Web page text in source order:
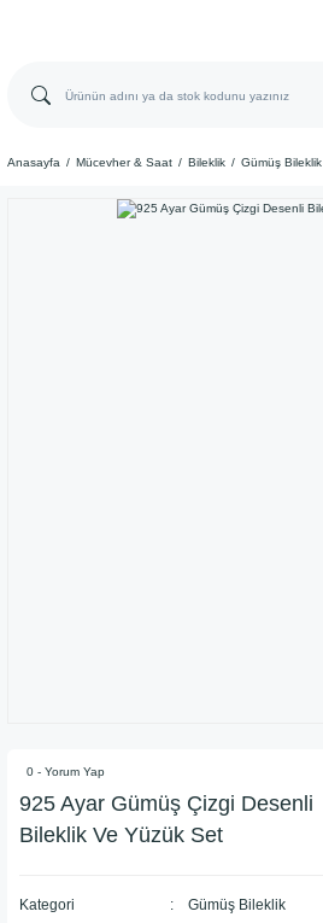
Anasayfa Mücevher & Saat Bileklik Gümüş Bileklik
0 - Yorum Yap
925 Ayar Gümüş Çizgi Desenli
Bileklik Ve Yüzük Set
Kategori Gümüş Bileklik